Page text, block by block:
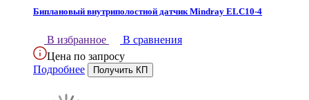
Биплановый внутриполостной датчик Mindray ELC10-4
В избранное
В сравнения
Цена по запросу
Подробнее